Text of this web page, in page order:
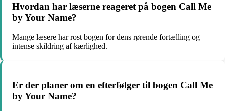
Hvordan har læserne reageret på bogen Call Me
by Your Name?
Mange læsere har rost bogen for dens rørende fortælling og
intense skildring af kærlighed.
Er der planer om en efterfølger til bogen Call Me
by Your Name?